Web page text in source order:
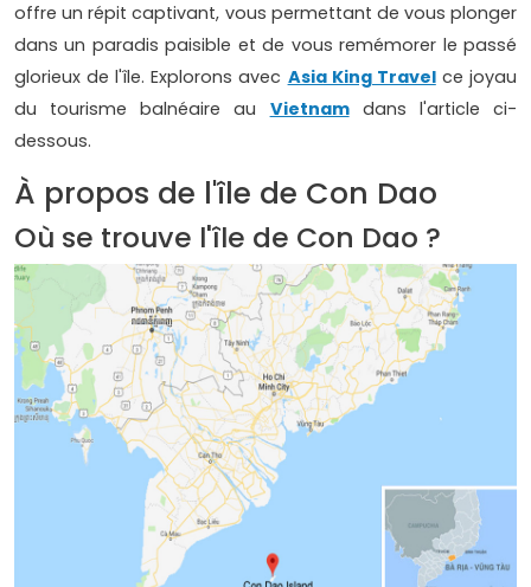
offre un répit captivant, vous permettant de vous plonger
dans un paradis paisible et de vous remémorer le passé
glorieux de l'île. Explorons avec Asia King Travelce joyau
du tourisme balnéaire au Vietnamdans l'article ci-
dessous.
À propos de l'île de Con Dao
Où se trouve l'île de Con Dao ?